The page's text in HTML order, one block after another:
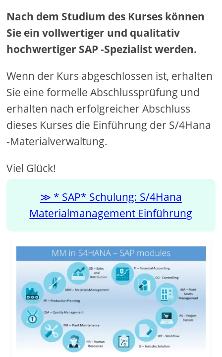
Nach dem Studium des Kurses können
Sie ein vollwertiger und qualitativ
hochwertiger SAP -Spezialist werden.
Wenn der Kurs abgeschlossen ist, erhalten
Sie eine formelle Abschlussprüfung und
erhalten nach erfolgreicher Abschluss
dieses Kurses die Einführung der S/4Hana
-Materialverwaltung.
Viel Glück!
* SAP* Schulung: S/4Hana
Materialmanagement Einführung